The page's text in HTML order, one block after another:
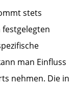
stets
man Einfluss
nehmen. Die in